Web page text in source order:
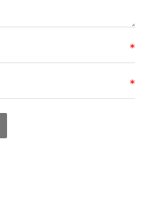
*
*